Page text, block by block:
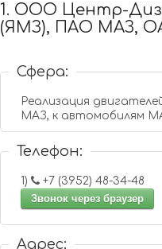
1. ООО Центр-
(ЯМЗ), ПАО МАЗ,
Сфера:
Реализация двигателей и
МАЗ, к автомобилям
Телефон:
1)
+7 (3952) 48-34-48
Звонок через браузер
Адрес: